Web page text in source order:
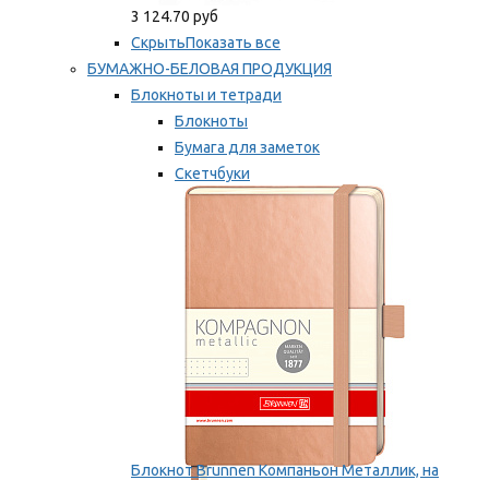
3 124.70 руб
СкрытьПоказать все
БУМАЖНО-БЕЛОВАЯ ПРОДУКЦИЯ
Блокноты и тетради
Блокноты
Бумага для заметок
Скетчбуки
Тетради
Блокнот Brunnen Компаньон Металлик, на